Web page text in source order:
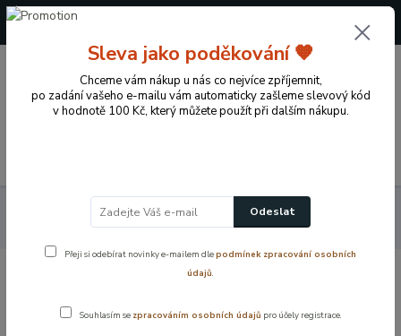
+420 724 722 973
0 Kč
Domácí potřeby Praktické potřeby do domácnosti
dekorační, oranžová 37 cm, Paramit
Paramit
Sleva jako poděkování 🧡
Chceme vám nákup u nás co nejvíce zpříjemnit,
po zadání vašeho e-mailu vám automaticky zašleme slevový kód
v hodnotě 100 Kč, který můžete použít při dalším nákupu.
Odeslat
Přeji si odebírat novinky e-mailem dlepodmínek zpracování osobních
údajů.
Souhlasím se zpracováním osobních údajů pro účely registrace.